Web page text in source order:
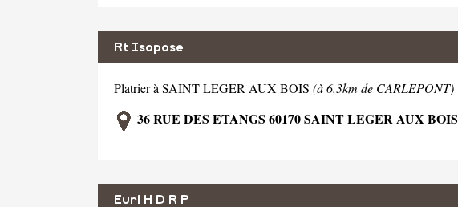
Rt Isopose
Platrier à SAINT LEGER AUX BOIS (à 6.3km de CARLEPONT)
36 RUE DES ETANGS 60170 SAINT LEGER AUX BOIS
Eurl H D R P